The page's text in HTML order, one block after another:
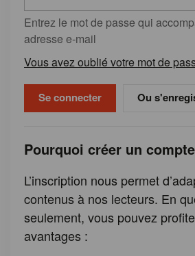
Entrez le mot de passe qui
adresse e-mail
Vous avez oublié votre mot de
Ou
Pourquoi créer un
L’inscription nous permet
contenus à nos lecteurs. En
seulement, vous pouvez
avantages :